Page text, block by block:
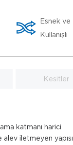
Esnek ve
Kullanışlı
Kesitler
katmanı harici
iletmeyen yapısı